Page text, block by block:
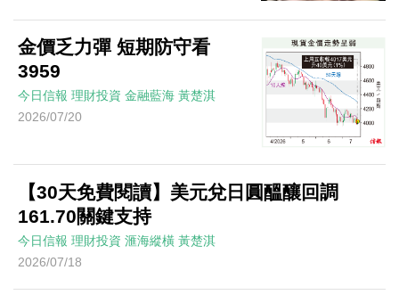
金價乏力彈 短期防守看
3959
今日信報 理財投資 金融藍海 黃楚淇
2026/07/20
【30天免費閱讀】美元兌日圓醞釀回調
161.70關鍵支持
今日信報 理財投資 滙海縱橫 黃楚淇
2026/07/18